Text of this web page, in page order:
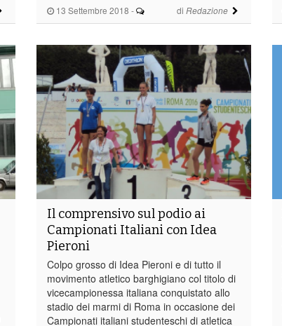
13 Settembre 2018 - di Redazione
Il comprensivo sul podio ai
Campionati Italiani con Idea
Pieroni
Colpo grosso di Idea Pieroni e di tutto il
movimento atletico barghigiano col titolo di
vicecampionessa italiana conquistato allo
stadio dei marmi di Roma in occasione dei
Campionati italiani studenteschi di atletica